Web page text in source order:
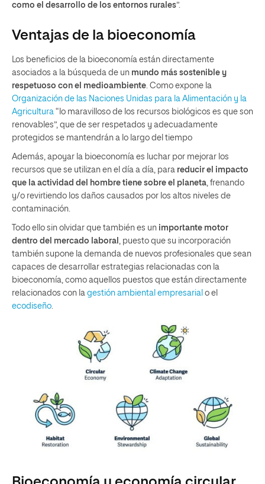
como el desarrollo de los entornos rurales”.
Ventajas de la bioeconomía
Los beneficios de la bioeconomía están directamente
asociados a la búsqueda de un mundo más sostenible y
respetuoso con el medioambiente . Como expone la
Organización de las Naciones Unidas para la Alimentación y la
Agricultura “lo maravilloso de los recursos biológicos es que son
renovables”, que de ser respetados y adecuadamente
protegidos se mantendrán a lo largo del tiempo
Además, apoyar la bioeconomía es luchar por mejorar los
recursos que se utilizan en el día a día, para reducir el impacto
que la actividad del hombre tiene sobre el planeta , frenando
y/o revirtiendo los daños causados por los altos niveles de
contaminación.
Todo ello sin olvidar que también es un importante motor
dentro del mercado laboral
, puesto que su incorporación
también supone la demanda de nuevos profesionales que sean
capaces de desarrollar estrategias relacionadas con la
bioeconomía, como aquellos puestos que están directamente
relacionados con la gestión ambiental empresarial o el
ecodiseño